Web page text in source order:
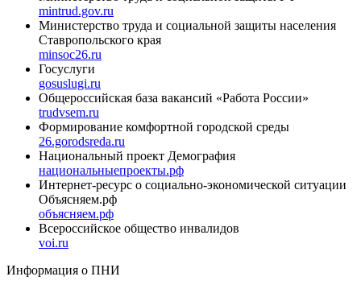
mintrud.gov.ru
Министерство труда и социальной защиты населения
Ставропольского края
minsoc26.ru
Госуслуги
gosuslugi.ru
Общероссийская база вакансий «Работа России»
trudvsem.ru
Формирование комфортной городской среды
26.gorodsreda.ru
Национальный проект Демография
национальныепроекты.рф
Интернет-ресурс о социально-экономической ситуации
Объясняем.рф
объясняем.рф
Всероссийское общество инвалидов
voi.ru
Информация о ПНИ